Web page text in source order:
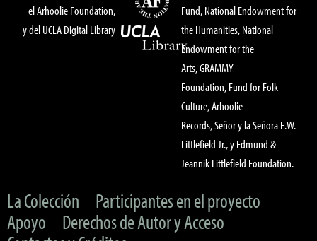
el Arhoolie Foundation,
y del UCLA Digital Library
Fund, National Endowment for
the Humanities, National
Endowment for the
Arts, GRAMMY
Foundation, Fund for Folk
Culture, Arhoolie
Records, Señor y la Señora E.W.
Littlefield Jr., y Edmund &
Jeannik Littlefield Foundation.
La Colección
Participantes en el proyecto
Apoyo
Derechos de Autor y Acceso